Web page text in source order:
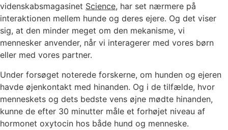
videnskabsmagasinet Science, har set nærmere på
interaktionen mellem hunde og deres ejere. Og det viser
sig, at den minder meget om den mekanisme, vi
mennesker anvender, når vi interagerer med vores børn
eller med vores partner.
Under forsøget noterede forskerne, om hunden og ejeren
havde øjenkontakt med hinanden. Og i de tilfælde, hvor
menneskets og dets bedste vens øjne mødte hinanden,
kunne de efter 30 minutter måle et forhøjet niveau af
hormonet oxytocin hos både hund og menneske.